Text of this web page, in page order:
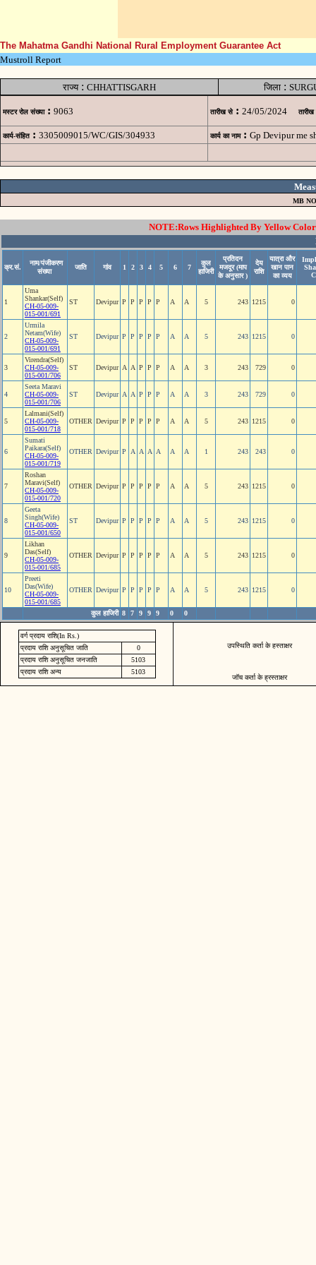
The Mahatma Gandhi National Rural Employment Guarantee Act
Mustroll Report
राज्य: CHHATTISGARH जिला:
मस्टर रोल संख्या : 9063 तारीख से : 24/05/2024 तारीख
कार्य-संहित : 3305009015/WC/GIS/304933 कार्य का नाम : Gp Devipur me
MB
NOTE:Rows Highlighted By Yellow
क्र.सं.
नाम/पंजीकरण
संख्या
जाति गांव 1 2 3 4 5 6 7
कुल
हाजिरी
प्रतिदन
मजदूर (माप
के अनुसार )
देय
राशि
यात्रा और
खान पान
का व्यय
1
Uma
Shankar(Self)
CH-05-009-
015-001/691
ST Devipur P P P P P A A 5 243 1215 0
2
Urmila
Netam(Wife)
CH-05-009-
015-001/691
ST Devipur P P P P P A A 5 243 1215 0
3
Virendra(Self)
CH-05-009-
015-001/706
ST Devipur A A P P P A A 3 243 729 0
4
Seeta Maravi
CH-05-009-
015-001/706
ST Devipur A A P P P A A 3 243 729 0
5
Lalmani(Self)
CH-05-009-
015-001/718
OTHER Devipur P P P P P A A 5 243 1215 0
6
Sumati
Paikara(Self)
CH-05-009-
015-001/719
OTHER Devipur P A A A A A A 1 243 243 0
7
Roshan
Maravi(Self)
CH-05-009-
015-001/720
OTHER Devipur P P P P P A A 5 243 1215 0
8
Geeta
Singh(Wife)
CH-05-009-
015-001/650
ST Devipur P P P P P A A 5 243 1215 0
9
Likhan
Das(Self)
CH-05-009-
015-001/685
OTHER Devipur P P P P P A A 5 243 1215 0
10
Preeti
Das(Wife)
CH-05-009-
015-001/685
OTHER Devipur P P P P P A A 5 243 1215 0
कुल हाजिरी 8 7 9 9 9 0 0
वर्ग प्रदाय राशि(In Rs.)
प्रदाय राशि अनुसूचित जाति
0
प्रदाय राशि अनुसूचित जनजाति
5103
प्रदाय राशि अन्य
5103
उपस्थिति कर्ता के हस्ताक्षर
जॉच कर्ता के ह्रस्ताक्षर